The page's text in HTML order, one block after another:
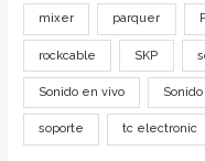
mixer parquer
rockcable SKP
Sonido en vivo
soporte tc electronic